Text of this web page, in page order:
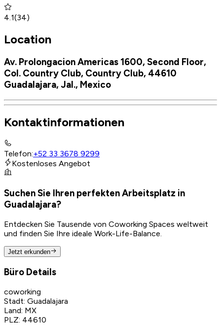
4.1(34)
Location
Av. Prolongacion Americas 1600, Second Floor,
Col. Country Club, Country Club, 44610
Guadalajara, Jal., Mexico
Kontaktinformationen
Telefon:+52 33 3678 9299
Kostenloses Angebot
Suchen Sie Ihren perfekten Arbeitsplatz in
Guadalajara?
Entdecken Sie Tausende von Coworking Spaces weltweit
und finden Sie Ihre ideale Work-Life-Balance.
Jetzt erkunden
Büro Details
coworking
Stadt: Guadalajara
Land: MX
PLZ: 44610